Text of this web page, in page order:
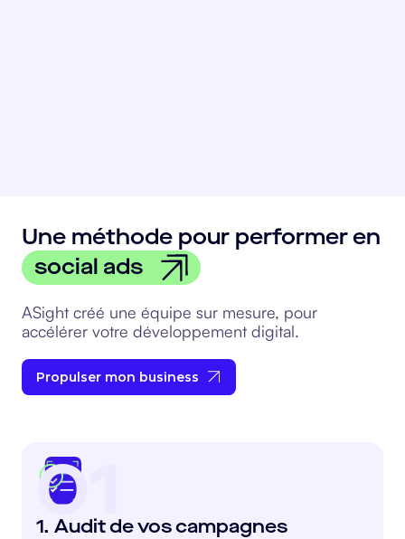
Une méthode pour performer en
social ads
ASight créé une équipe sur mesure, pour
accélérer votre développement digital.
Propulser mon business
1. Audit de vos campagnes
01